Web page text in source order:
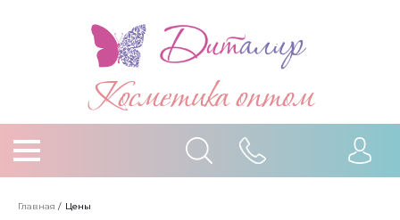
Косметика оптом
Главная / Цены